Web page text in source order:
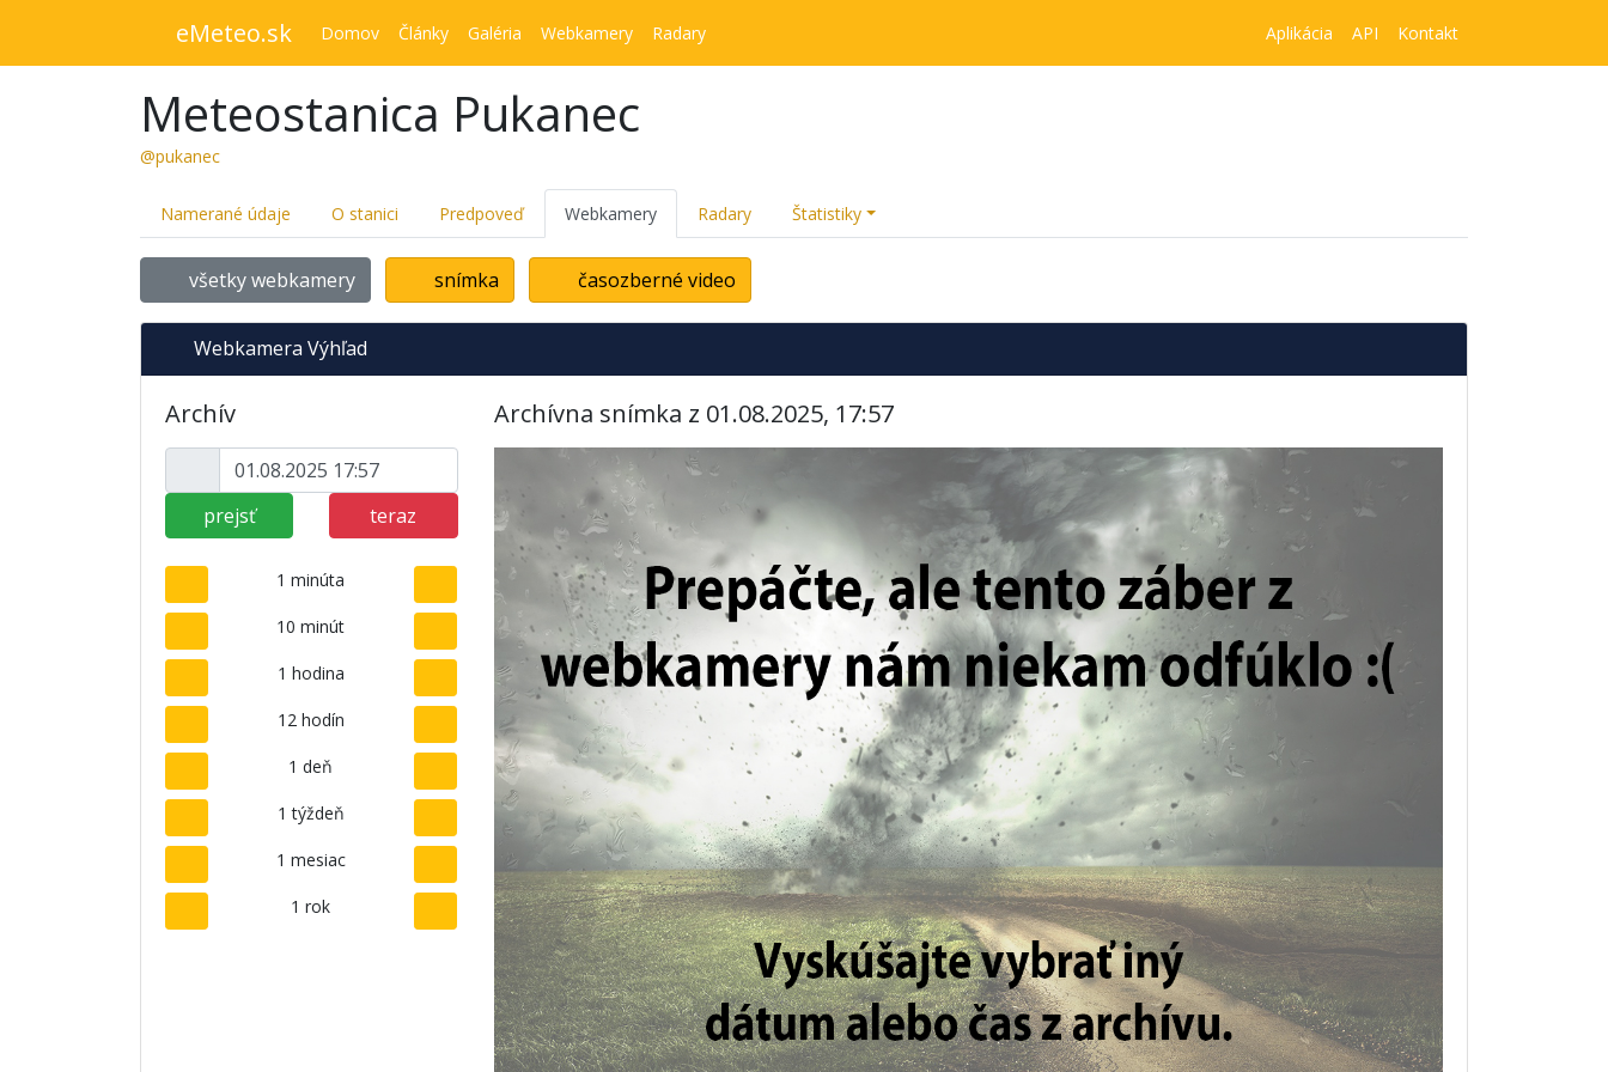
eMeteo.sk Domov Články Galéria Webkamery Radary Aplikácia API Kontakt
Meteostanica Pukanec
@pukanec
Namerané údaje O stanici Predpoveď Webkamery Radary Štatistiky
všetky webkamery snímka časozberné video
Webkamera Výhľad
Archív
prejsť teraz
1 minúta
10 minút
1 hodina
12 hodín
1 deň
1 týždeň
1 mesiac
1 rok
Archívna snímka z 01.08.2025, 17:57